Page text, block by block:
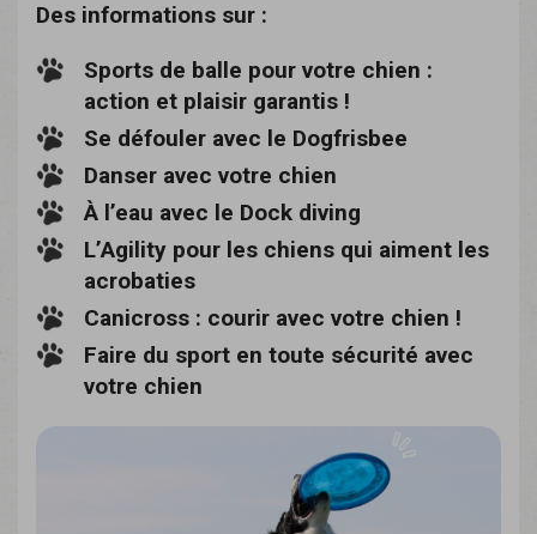
Des informations sur :
Sports de balle pour votre chien :
action et plaisir garantis !
Se défouler avec le Dogfrisbee
Danser avec votre chien
À l’eau avec le Dock diving
L’Agility pour les chiens qui aiment les
acrobaties
Canicross : courir avec votre chien !
Faire du sport en toute sécurité avec
votre chien